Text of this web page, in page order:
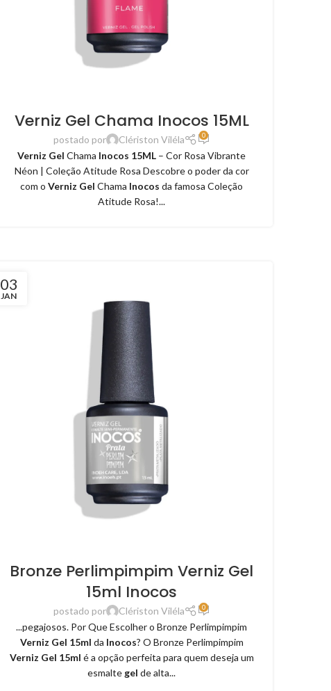
Verniz Gel Chama Inocos 15ML
postado por Clériston Viléla 0
Verniz Gel Chama Inocos 15ML – Cor Rosa Vibrante
Néon | Coleção Atitude Rosa Descobre o poder da cor
com oVerniz Gel Chama Inocos da famosa Coleção
Atitude Rosa!...
03
JAN
Bronze Perlimpimpim Verniz Gel
15ml Inocos
postado por Clériston Viléla 0
...pegajosos. Por Que Escolher o Bronze Perlimpimpim
Verniz Gel 15ml da Inocos? O Bronze Perlimpimpim
Verniz Gel 15ml é a opção perfeita para quem deseja um
esmalte gel de alta...